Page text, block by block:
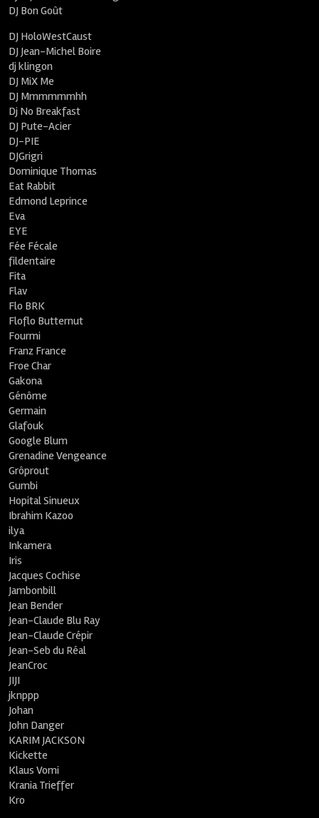
DJ Bon Goût
DJ HoloWestCaust
DJ Jean-Michel Boire
dj klingon
DJ MiX Me
DJ Mmmmmmhh
Dj No Breakfast
DJ Pute-Acier
DJ-PIE
DJGrigri
Dominique Thomas
Eat Rabbit
Edmond Leprince
Eva
EYE
Fée Fécale
fildentaire
Fita
Flav
Flo BRK
Floflo Butternut
Fourmi
Franz France
Froe Char
Gakona
Génôme
Germain
Glafouk
Google Blum
Grenadine Vengeance
Grôprout
Gumbi
Hopital Sinueux
Ibrahim Kazoo
ilya
Inkamera
Iris
Jacques Cochise
Jambonbill
Jean Bender
Jean-Claude Blu Ray
Jean-Claude Crépir
Jean-Seb du Réal
JeanCroc
JIJI
jknppp
Johan
John Danger
KARIM JACKSON
Kickette
Klaus Vomi
Krania Trieffer
Kro